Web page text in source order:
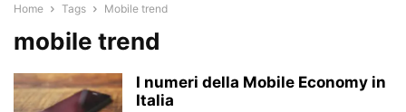
Home Tags Mobile trend
mobile trend
I numeri della Mobile Economy in
Italia